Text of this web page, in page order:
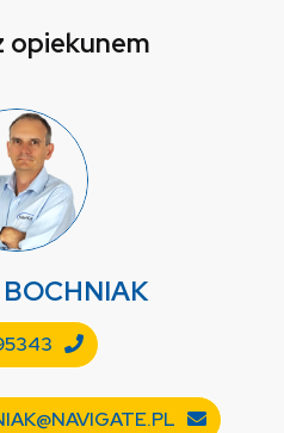
opiekunem
BOCHNIAK